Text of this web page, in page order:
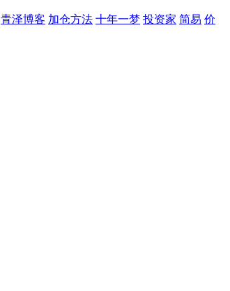
青泽博客 加仓方法 十年一梦 投资家 简易 价